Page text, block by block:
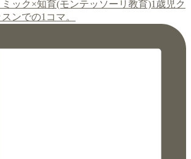
ック×知育(モンテッソーリ教育)1歳児ク
ンでの1コマ。